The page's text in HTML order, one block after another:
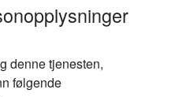
denne tjenesten,
følgende